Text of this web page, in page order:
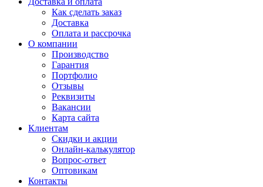
Как сделать заказ
Доставка
Оплата и рассрочка
О компании
Производство
Гарантия
Портфолио
Отзывы
Реквизиты
Вакансии
Карта сайта
Клиентам
Скидки и акции
Онлайн-калькулятор
Вопрос-ответ
Оптовикам
Контакты